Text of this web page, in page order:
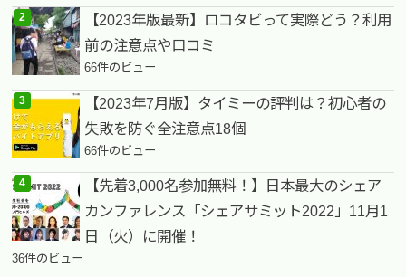
【2023年版最新】ロコタビって実際どう？利用
前の注意点や口コミ
66件のビュー
【2023年7月版】タイミーの評判は？初心者の
失敗を防ぐ全注意点18個
66件のビュー
【先着3,000名参加無料！】日本最大のシェア
カンファレンス「シェアサミット2022」11月1
日（火）に開催！
36件のビュー